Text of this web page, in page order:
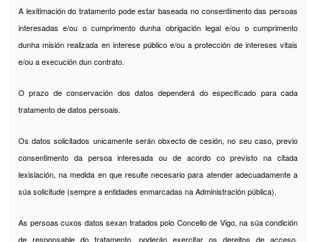
A lexitimación do tratamento pode estar baseada no consentimento das persoas
interesadas e/ou o cumprimento dunha obrigación legal e/ou o cumprimento
dunha misión realizada en interese público e/ou a protección de intereses vitais
e/ou a execución dun contrato.
O prazo de conservación dos datos dependerá do especificado para cada
tratamento de datos persoais.
Os datos solicitados unicamente serán obxecto de cesión, no seu caso, previo
consentimento da persoa interesada ou de acordo co previsto na citada
lexislación, na medida en que resulte necesario para atender adecuadamente a
súa solicitude (sempre a entidades enmarcadas na Administración pública).
As persoas cuxos datos sexan tratados polo Concello de Vigo, na súa condición
de responsable do tratamento, poderán exercitar os dereitos de acceso,